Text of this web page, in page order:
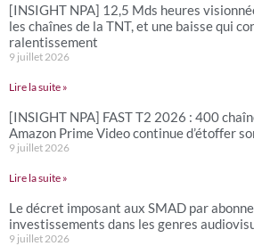
[INSIGHT NPA] 12,5 Mds heures
les chaînes de la TNT, et une baisse qui
ralentissement
9 juillet 2026
Lire la suite »
[INSIGHT NPA] FAST T2 2026 : 400
Amazon Prime Video continue d’étoffer
9 juillet 2026
Lire la suite »
Le décret imposant aux SMAD par
investissements dans les genres
9 juillet 2026